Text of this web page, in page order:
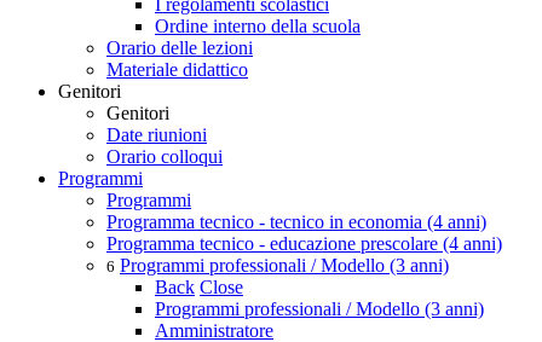
I regolamenti scolastici
Ordine interno della scuola
Orario delle lezioni
Materiale didattico
Genitori
Genitori
Date riunioni
Orario colloqui
Programmi
Programmi
Programma tecnico - tecnico in economia (4 anni)
Programma tecnico - educazione prescolare (4 anni)
6 Programmi professionali / Modello (3 anni)
Back Close
Programmi professionali / Modello (3 anni)
Amministratore